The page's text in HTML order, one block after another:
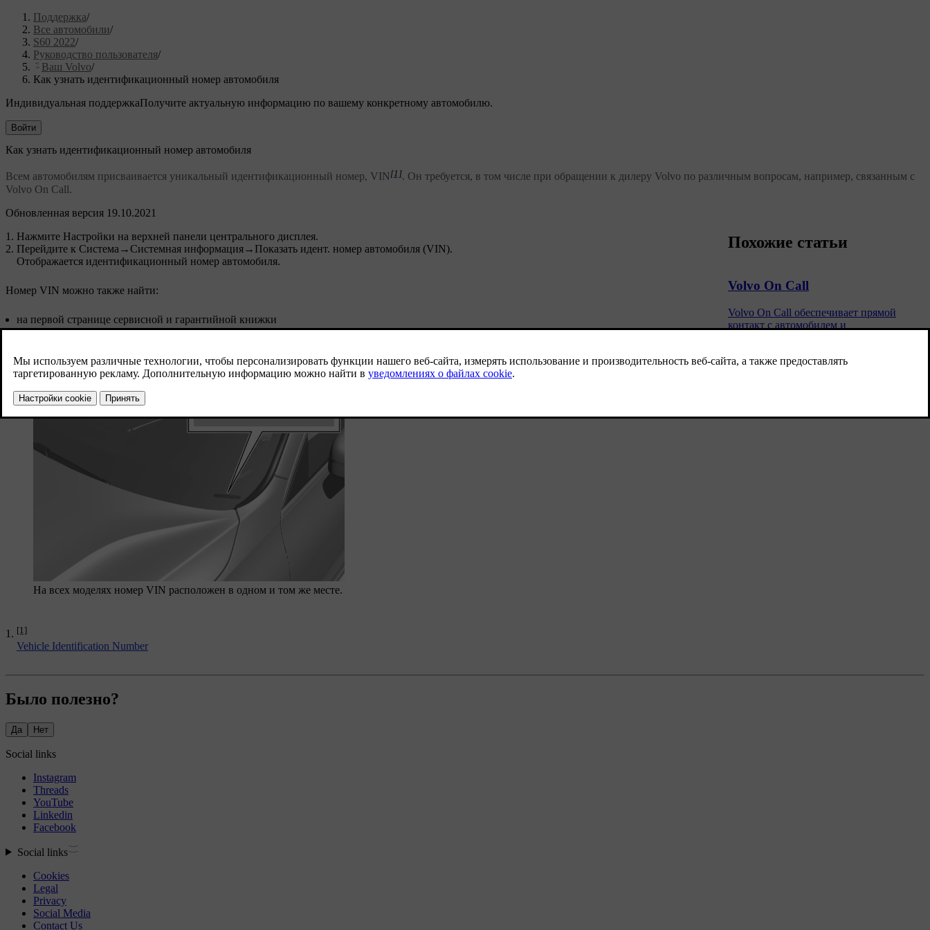
Поддержка/
Все автомобили/
S60 2022/
Руководство пользователя/
Ваш Volvo/
Как узнать идентификационный номер автомобиля
Индивидуальная поддержкаПолучите актуальную информацию по вашему конкретному автомобилю.
Войти
Обновленная версия 19.10.2021
Как узнать идентификационный номер автомобиля
Всем автомобилям присваивается уникальный идентификационный номер, VIN[1]. Он требуется, в том числе при обращении к дилеру Volvo по различным вопросам, например, связанным с
Volvo On Call.
Нажмите Настройки на верхней панели центрального дисплея.
Перейдите к Система →Системная информация→ Показать идент. номер автомобиля (VIN).
Отображается идентификационный номер автомобиля.
Номер VIN можно также найти:
на первой странице сервисной и гарантийной книжки
В регистрационном свидетельстве на автомобиль
На всех моделях номер VIN расположен в одном и том же месте.
[1]
Vehicle Identification Number
Похожие статьи
Volvo On Call
Volvo On Call обеспечивает прямой
контакт с автомобилем и
Было полезно?
Да Нет